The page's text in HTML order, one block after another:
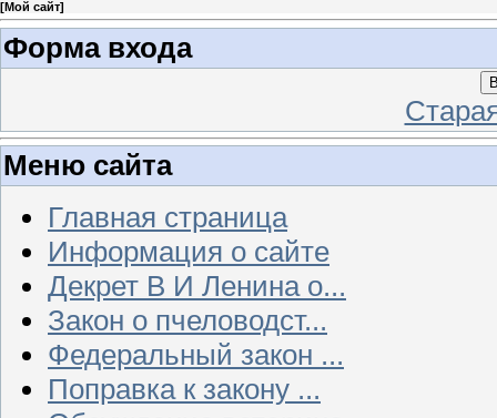
[Мой сайт]
Форма входа
Меню сайта
Главная страница
Информация о сайте
Декрет В И Ленина о...
Закон о пчеловодст...
Федеральный закон ...
Поправка к закону ...